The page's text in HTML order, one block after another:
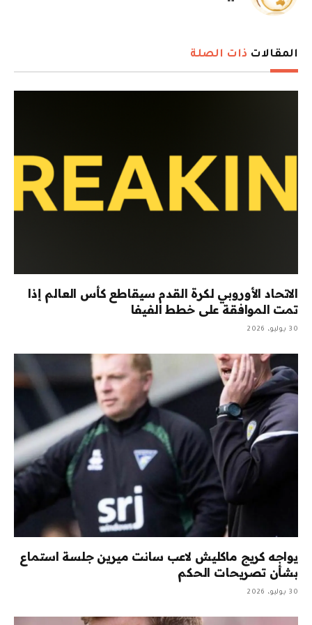
المقالات ذات الصلة
الاتحاد الأوروبي لكرة القدم سيقاطع كأس العالم إذا
تمت الموافقة على خطط الفيفا
30 يوليو، 2026
يواجه كريج ماكليش لاعب سانت ميرين جلسة استماع
بشأن تصريحات الحكم
30 يوليو، 2026